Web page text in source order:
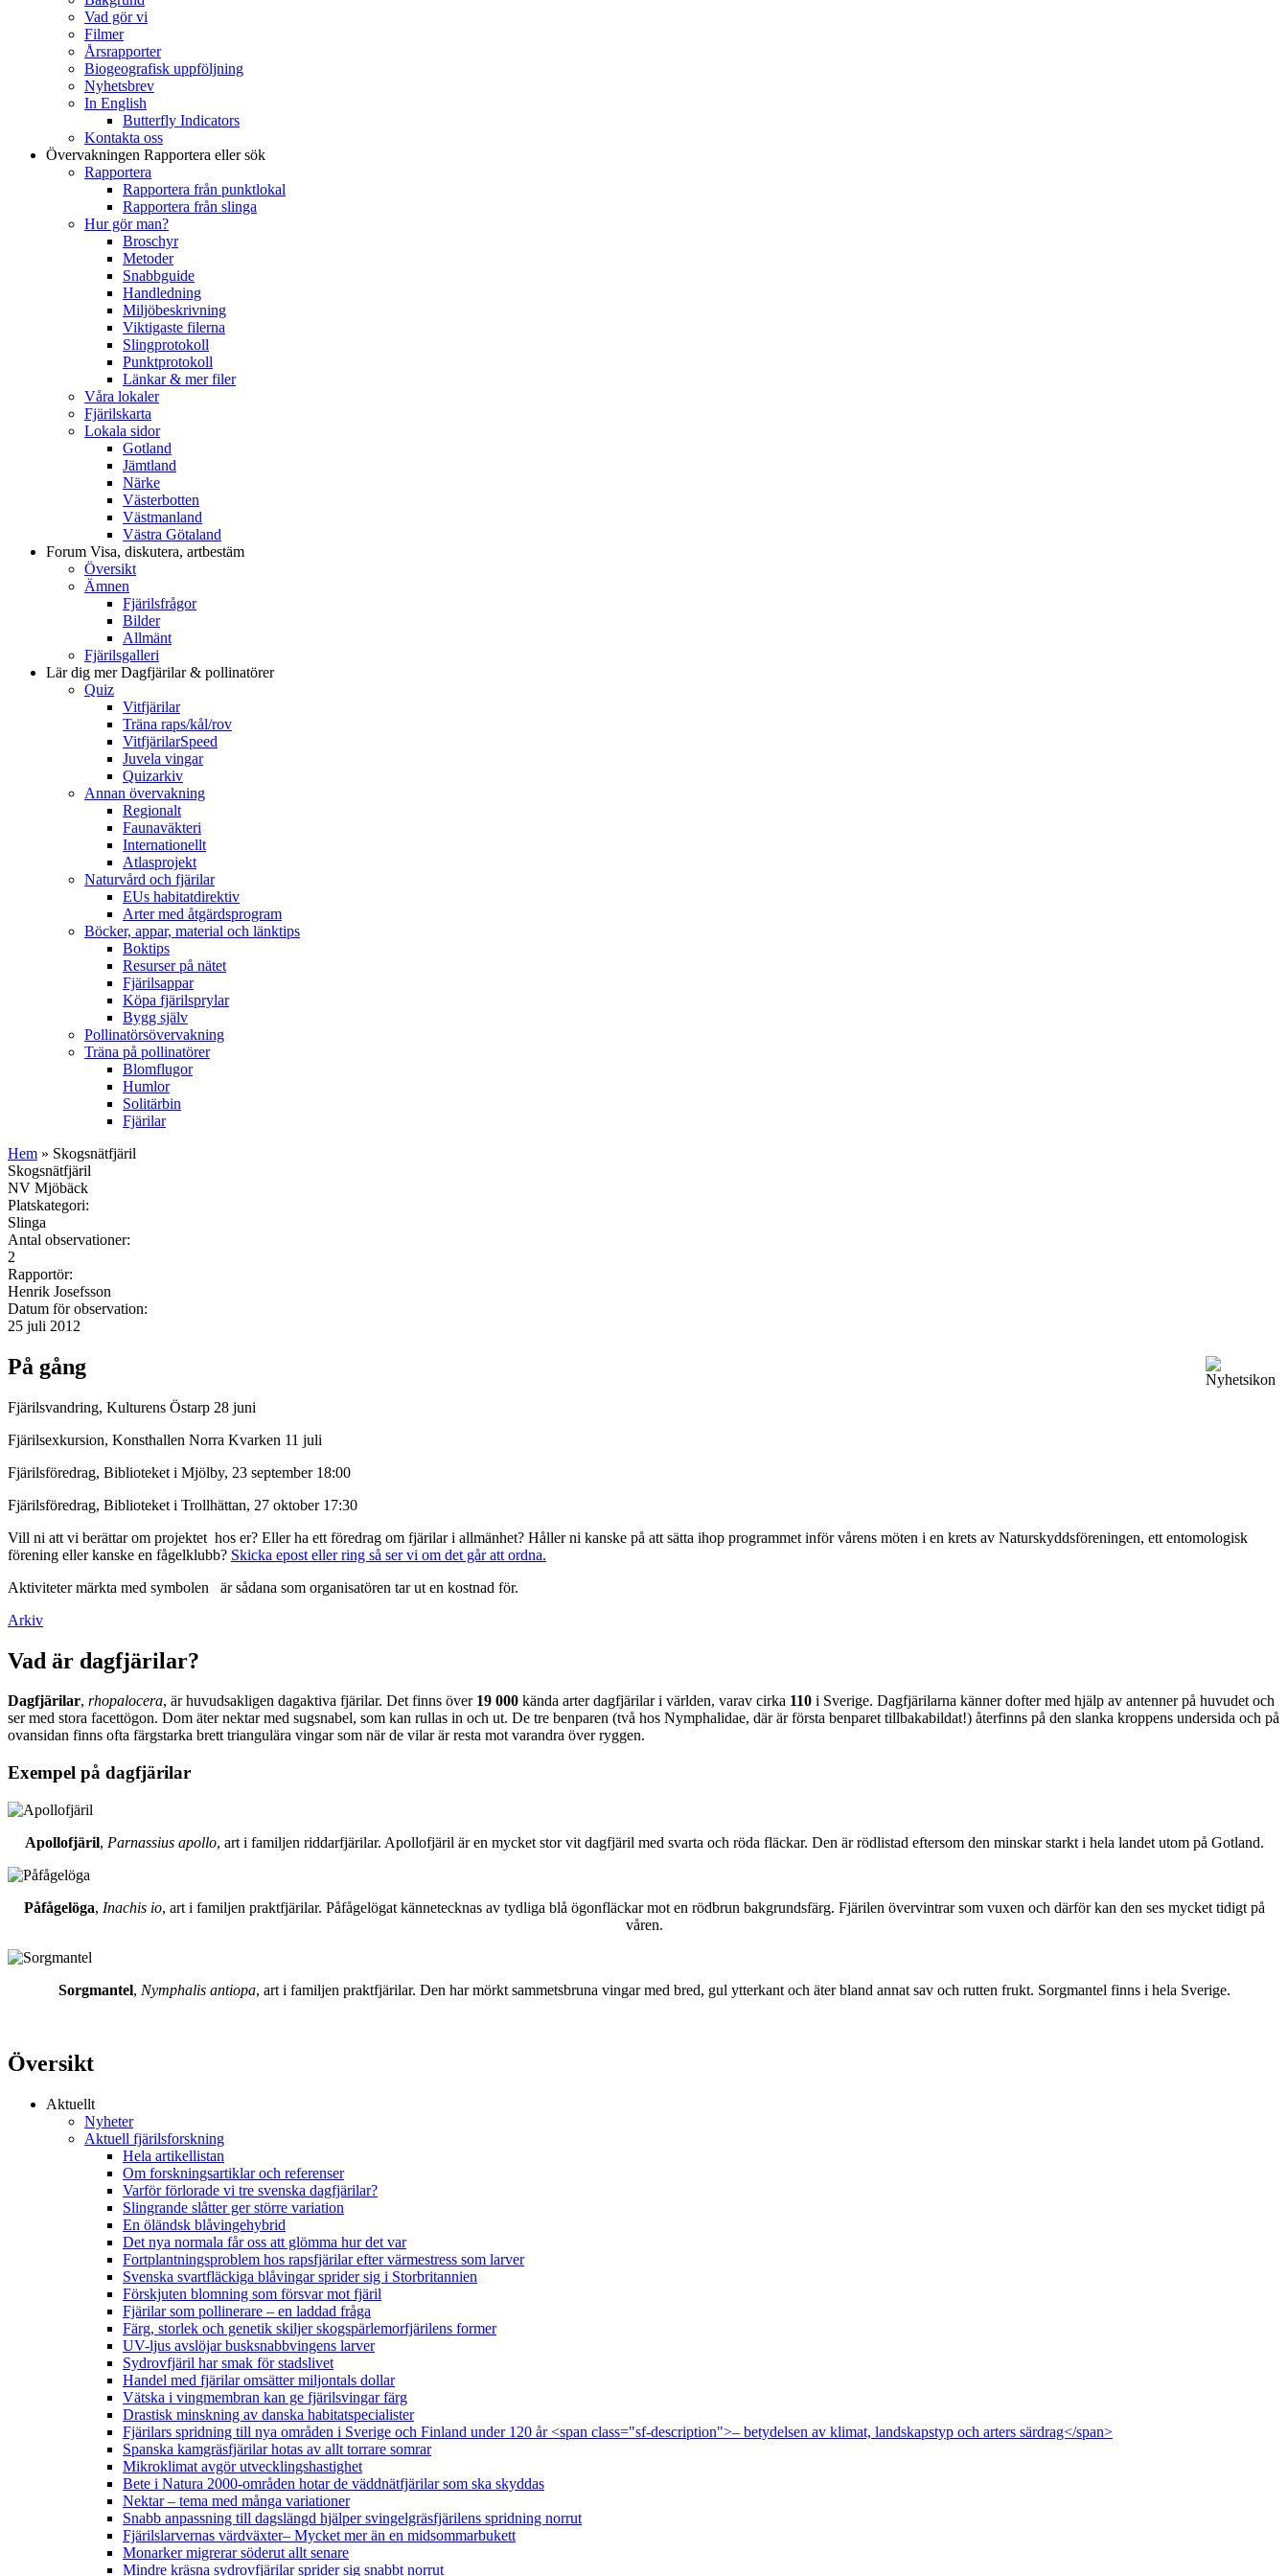
Vad gör vi
Filmer
Årsrapporter
Biogeografisk uppföljning
Nyhetsbrev
In English
Butterfly Indicators
Kontakta oss
Övervakningen Rapportera eller sök
Rapportera
Rapportera från punktlokal
Rapportera från slinga
Hur gör man?
Broschyr
Metoder
Snabbguide
Handledning
Miljöbeskrivning
Viktigaste filerna
Slingprotokoll
Punktprotokoll
Länkar & mer filer
Våra lokaler
Fjärilskarta
Lokala sidor
Gotland
Jämtland
Närke
Västerbotten
Västmanland
Västra Götaland
Forum Visa, diskutera, artbestäm
Översikt
Ämnen
Fjärilsfrågor
Bilder
Allmänt
Fjärilsgalleri
Lär dig merDagfjärilar & pollinatörer
Quiz
Vitfjärilar
Träna raps/kål/rov
VitfjärilarSpeed
Juvela vingar
Quizarkiv
Annan övervakning
Regionalt
Faunaväkteri
Internationellt
Atlasprojekt
Naturvård och fjärilar
EUs habitatdirektiv
Arter med åtgärdsprogram
Böcker, appar, material och länktips
Boktips
Resurser på nätet
Fjärilsappar
Köpa fjärilsprylar
Bygg själv
Pollinatörsövervakning
Träna på pollinatörer
Blomflugor
Humlor
Solitärbin
Fjärilar
Hem » Skogsnätfjäril
Skogsnätfjäril
NV Mjöbäck
Platskategori:
Slinga
Antal observationer:
2
Rapportör:
Henrik Josefsson
Datum för observation:
25 juli 2012
På gång
Fjärilsvandring, Kulturens Östarp 28 juni
Fjärilsexkursion, Konsthallen Norra Kvarken 11 juli
Fjärilsföredrag, Biblioteket i Mjölby, 23 september 18:00
Fjärilsföredrag, Biblioteket i Trollhättan, 27 oktober 17:30
Vill ni att vi berättar om projektet hos er? Eller ha ett föredrag om fjärilar i allmänhet? Håller ni kanske på att sätta ihop programmet inför vårens möten i en krets av Naturskyddsföreningen, ett entomologisk
förening eller kanske en fågelklubb? Skicka epost eller ring så ser vi om det går att ordna.
Aktiviteter märkta med symbolen
är sådana som organisatören tar ut en kostnad för.
Arkiv
Vad är dagfjärilar?
Dagfjärilar, rhopalocera, är huvudsakligen dagaktiva fjärilar. Det finns över 19 000 kända arter dagfjärilar i världen, varav cirka 110 i Sverige. Dagfjärilarna känner dofter med hjälp av antenner på huvudet och
ser med stora facettögon. Dom äter nektar med sugsnabel, som kan rullas in och ut. De tre benparen (två hos Nymphalidae, där är första benparet tillbakabildat!) återfinns på den slanka kroppens undersida och på
ovansidan finns ofta färgstarka brett triangulära vingar som när de vilar är resta mot varandra över ryggen.
Exempel på dagfjärilar
Apollofjäril, Parnassius apollo, art i familjen riddarfjärilar. Apollofjäril är en mycket stor vit dagfjäril med svarta och röda fläckar. Den är rödlistad eftersom den minskar starkt i hela landet utom på Gotland.
Påfågelöga, Inachis io, art i familjen praktfjärilar. Påfågelögat kännetecknas av tydliga blå ögonfläckar mot en rödbrun bakgrundsfärg. Fjärilen övervintrar som vuxen och därför kan den ses mycket tidigt på
våren.
Sorgmantel, Nymphalis antiopa, art i familjen praktfjärilar. Den har mörkt sammetsbruna vingar med bred, gul ytterkant och äter bland annat sav och rutten frukt. Sorgmantel finns i hela Sverige.
Översikt
Aktuellt
Nyheter
Aktuell fjärilsforskning
Hela artikellistan
Om forskningsartiklar och referenser
Varför förlorade vi tre svenska dagfjärilar?
Slingrande slåtter ger större variation
En öländsk blåvingehybrid
Det nya normala får oss att glömma hur det var
Fortplantningsproblem hos rapsfjärilar efter värmestress som larver
Svenska svartfläckiga blåvingar sprider sig i Storbritannien
Förskjuten blomning som försvar mot fjäril
Fjärilar som pollinerare – en laddad fråga
Färg, storlek och genetik skiljer skogspärlemorfjärilens former
UV-ljus avslöjar busksnabbvingens larver
Sydrovfjäril har smak för stadslivet
Handel med fjärilar omsätter miljontals dollar
Vätska i vingmembran kan ge fjärilsvingar färg
Drastisk minskning av danska habitatspecialister
Fjärilars spridning till nya områden i Sverige och Finland under 120 år <span class="sf-description">– betydelsen av klimat, landskapstyp och arters särdrag</span>
Spanska kamgräsfjärilar hotas av allt torrare somrar
Mikroklimat avgör utvecklingshastighet
Bete i Natura 2000-områden hotar de väddnätfjärilar som ska skyddas
Nektar – tema med många variationer
Snabb anpassning till dagslängd hjälper svingelgräsfjärilens spridning norrut
Fjärilslarvernas värdväxter– Mycket mer än en midsommarbukett
Monarker migrerar söderut allt senare
Mindre kräsna sydrovfjärilar sprider sig snabbt norrut